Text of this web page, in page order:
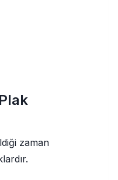
zaman